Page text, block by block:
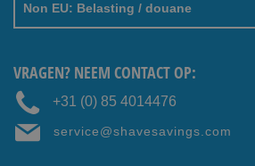
Non EU: Belasting / douane
VRAGEN? NEEM CONTACT OP:
+31 (0) 85 4014476
service@shavesavings.com